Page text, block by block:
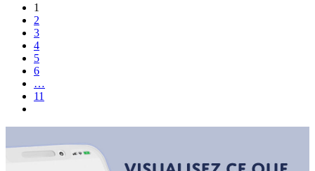
1
2
3
4
5
6
…
11